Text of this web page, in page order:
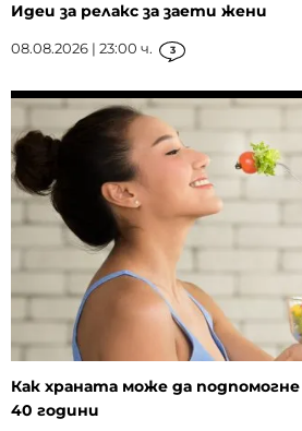
Идеи за релакс за заети жени
08.08.2026 | 23:00 ч. 3
Как храната може да
40 години